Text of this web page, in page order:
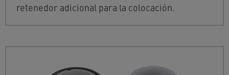
retenedor adicional para la colocación.